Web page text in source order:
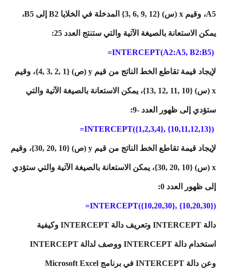
A5، وقيم x (س) {12 ,9 ,6 ,3} المدخلة في الخلايا B2 إلى B5،
يمكن الاستعانة بالصيغة الآتية والتي ستنتج العدد 25:
لإيجاد قيمة تقاطع الخط الناتج من قيم y (ص) {1 ,2 ,3 ,4}، وقيم
x (س) {10 ,11 ,12 ,13}، يمكن الاستعانة بالصيغة الآتية والتي
ستؤدي إلى ظهور العدد -9:
لإيجاد قيمة تقاطع الخط الناتج من قيم y (ص) {10 ,20 ,30}، وقيم
x (س) {10 ,20 ,30}، يمكن الاستعانة بالصيغة الآتية والتي ستؤدي
إلى ظهور العدد 0:
INTERCEPT({10,20,30}, {10,20,30})=
دالة INTERCEPT وتعريف دالة INTERCEPT وكيفية
استخدام دالة INTERCEPT ووصف لدالة INTERCEPT
وعن دالة INTERCEPT في برنامج Microsoft Excel